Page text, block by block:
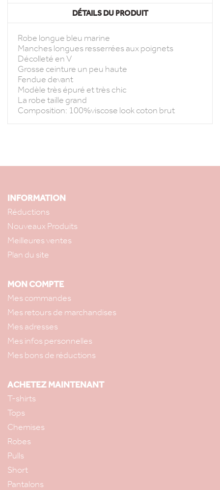
DÉTAILS DU PRODUIT
Robe longue bleu marine
Manches longues resserrées aux poignets
Décolleté en V
Grosse ceinture un peu haute
Fendue devant
Modèle très épuré et très chic
La robe taille grand
Composition: 100%viscose look coton brut
INFORMATION
Réductions
Nouveaux Produits
Meilleures ventes
Plan du site
MON COMPTE
Mes commandes
Mes retours de marchandises
Mes adresses
Mes infos personnelles
Mes bons de réductions
ACHETEZ MAINTENANT
T-shirts
Tops
Chemises
Robes
Pulls
Short
Pantalons